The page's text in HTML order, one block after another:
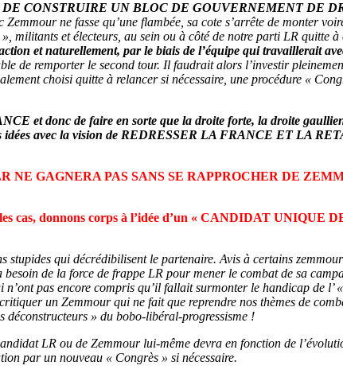
CONSTRUIRE UN BLOC DE GOUVERNEMENT DE
Zemmour ne fasse qu’une flambée, sa cote s’arrête de monter
militants et électeurs, au sein ou à côté de notre parti LR quitte
et naturellement, par le biais de l’équipe qui travaillerait
de remporter le second tour. Il faudrait alors l’investir
choisi quitte à relancer si nécessaire, une procédure «
et donc de faire en sorte que la droite forte, la droite
idées avec la vision de REDRESSER LA FRANCE ET LA
NE GAGNERA PAS SANS SE RAPPROCHER DE
cas, donnons corps à l’idée d’un « CANDIDAT UNIQUE
stupides qui décrédibilisent le partenaire. Avis à certains
de la force de frappe LR pour mener le combat de sa
pas encore compris qu’il fallait surmonter le handicap de l’
un Zemmour qui ne fait que reprendre nos thèmes de
déconstructeurs » du bobo-libéral-progressisme !
LR ou de Zemmour lui-même devra en fonction de
par un nouveau « Congrès » si nécessaire.